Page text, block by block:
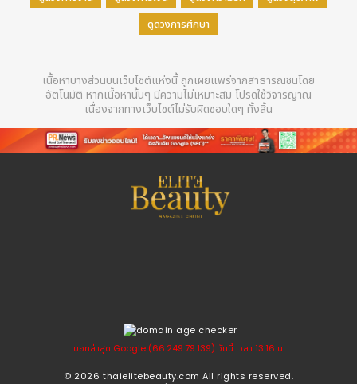
ดูดวงการศึกษา
เนื้อหาบางส่วนบนเว็บไซต์แห่งนี้ ถูกเผยแพร่จากสาธารณชนโดย
อัตโนมัติ หากเนื้อหานั้นๆ มีความไม่เหมาะสม โปรดใช้วิจารญาณ
เนื่องจากทางเว็บไซต์ไม่รับผิดชอบใดๆ ทั้งสิ้น
บอทล่าสุด Google (66.249.79.139) วันนี้ เวลา 13.16 น.
© 2026 thaielitebeauty.com All rights reserved.